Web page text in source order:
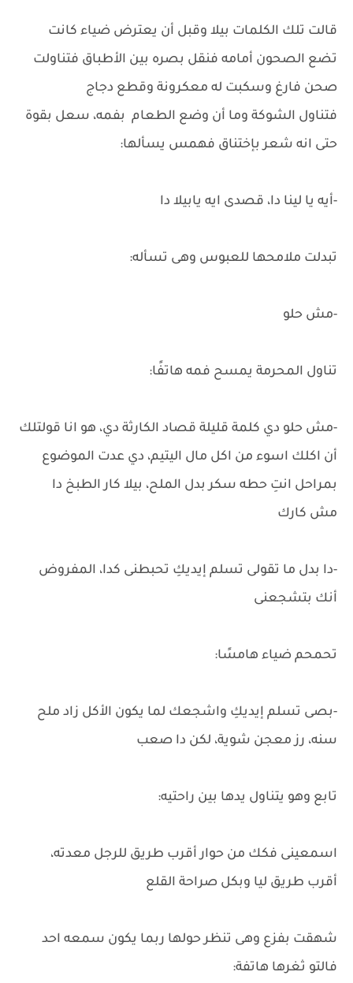
قالت تلك الكلمات بيلا وقبل أن يعترض ضياء كانت
تضع الصحون أمامه فنقل بصره بين الأطباق فتناولت
صحن فارغ وسكبت له معكرونة وقطع دجاج
فتناول الشوكة وما أن وضع الطعام بفمه، سعل بقوة
حتى انه شعر بإختناق فهمس يسألها:
-أيه يا لينا دا، قصدى ايه يابيلا دا
تبدلت ملامحها للعبوس وهى تسأله:
-مش حلو
تناول المحرمة يمسح فمه هاتفًا:
-مش حلو دي كلمة قليلة قصاد الكارثة دي، هو انا قولتلك
أن اكلك اسوء من اكل مال اليتيم، دي عدت الموضوع
بمراحل انتِ حطه سكر بدل الملح، بيلا كار الطبخ دا
مش كارك
-دا بدل ما تقولى تسلم إيديكِ تحبطنى كدا، المفروض
أنك بتشجعنى
تحمحم ضياء هامسًا:
-بصى تسلم إيديكِ واشجعك لما يكون الأكل زاد ملح
سنه، رز معجن شوية، لكن دا صعب
تابع وهو يتناول يدها بين راحتيه:
اسمعينى فكك من حوار أقرب طريق للرجل معدته،
أقرب طريق ليا وبكل صراحة القلع
شهقت بفزع وهى تنظر حولها ربما يكون سمعه احد
فالتو ثغرها هاتفة: